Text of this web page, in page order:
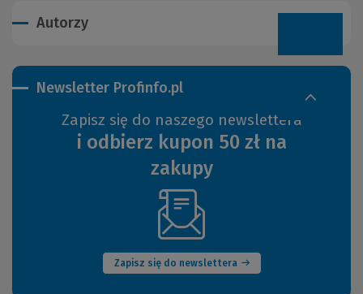
Autorzy
Newsletter Profinfo.pl
Zapisz się do naszego newslettera
i odbierz kupon 50 zł na
zakupy
Zapisz się do newslettera
(Nowe
okno)